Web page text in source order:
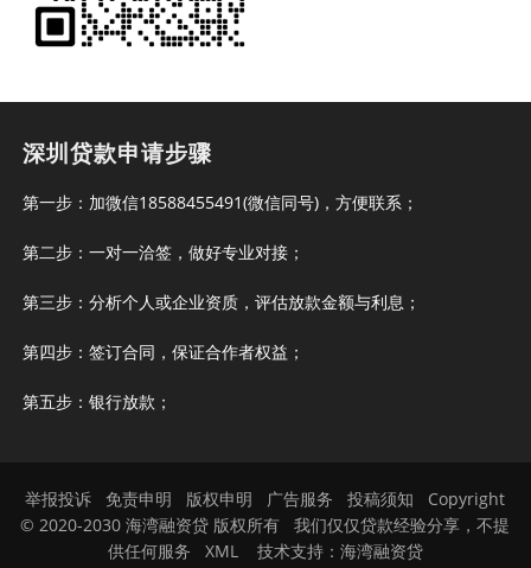
深圳贷款申请步骤
第一步：加微信18588455491(微信同号)，方便联系；
第二步：一对一洽签，做好专业对接；
第三步：分析个人或企业资质，评估放款金额与利息；
第四步：签订合同，保证合作者权益；
第五步：银行放款；
举报投诉 免责申明 版权申明 广告服务 投稿须知 Copyright
© 2020-2030 海湾融资贷 版权所有 我们仅仅贷款经验分享，不提
供任何服务 XML 技术支持： 海湾融资贷